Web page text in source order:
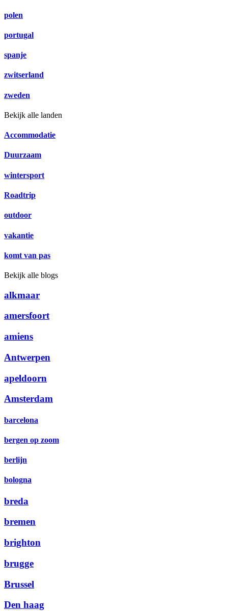
polen
portugal
spanje
zwitserland
zweden
Bekijk alle landen
Accommodatie
Duurzaam
wintersport
Roadtrip
outdoor
vakantie
komt van pas
Bekijk alle blogs
alkmaar
amersfoort
amiens
Antwerpen
apeldoorn
Amsterdam
barcelona
bergen op zoom
berlijn
bologna
breda
bremen
brighton
brugge
Brussel
Den haag